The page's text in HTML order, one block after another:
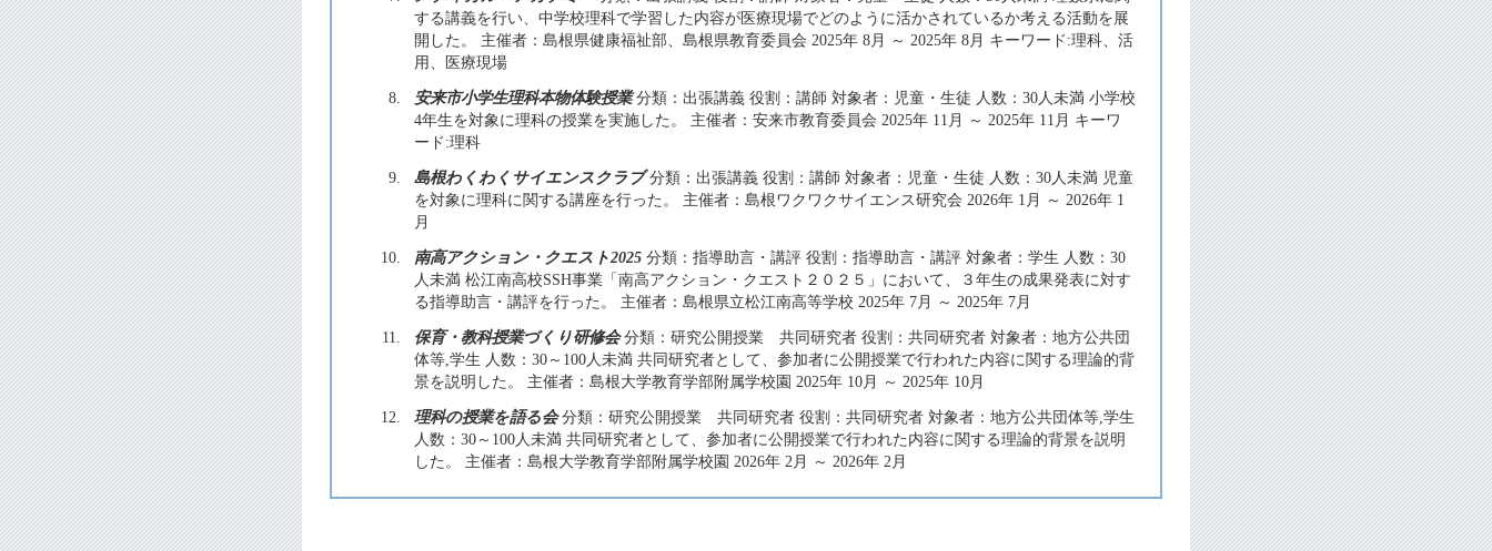
する講義を行い、中学校理科で学習した内容が医療現場でどのように活かされているか考える活動を展
開した。 主催者：島根県健康福祉部、島根県教育委員会 2025年 8月 ～ 2025年 8月 キーワード:理科、活
用、医療現場
8.
安来市小学生理科本物体験授業分類：出張講義 役割：講師 対象者：児童・生徒 人数：30人未満 小学校
4年生を対象に理科の授業を実施した。 主催者：安来市教育委員会 2025年 11月 ～ 2025年 11月 キーワ
ード:理科
9.
島根わくわくサイエンスクラブ分類：出張講義 役割：講師 対象者：児童・生徒 人数：30人未満 児童
を対象に理科に関する講座を行った。 主催者：島根ワクワクサイエンス研究会 2026年 1月 ～ 2026年 1
月
10.
南高アクション・クエスト2025 分類：指導助言・講評 役割：指導助言・講評 対象者：学生 人数：30
人未満 松江南高校SSH事業「南高アクション・クエスト２０２５」において、３年生の成果発表に対す
る指導助言・講評を行った。 主催者：島根県立松江南高等学校 2025年 7月 ～ 2025年 7月
11.
保育・教科授業づくり研修会分類：研究公開授業 共同研究者 役割：共同研究者 対象者：地方公共団
体等,学生 人数：30～100人未満 共同研究者として、参加者に公開授業で行われた内容に関する理論的背
景を説明した。 主催者：島根大学教育学部附属学校園 2025年 10月 ～ 2025年 10月
12.
理科の授業を語る会分類：研究公開授業 共同研究者 役割：共同研究者 対象者：地方公共団体等,学生
人数：30～100人未満 共同研究者として、参加者に公開授業で行われた内容に関する理論的背景を説明
した。 主催者：島根大学教育学部附属学校園 2026年 2月 ～ 2026年 2月